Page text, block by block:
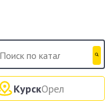
КурскОрел